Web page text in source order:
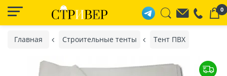
0
Главная Строительные тенты Тент ПВХ